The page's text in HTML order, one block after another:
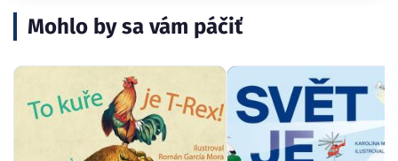
Mohlo by sa vám páčiť